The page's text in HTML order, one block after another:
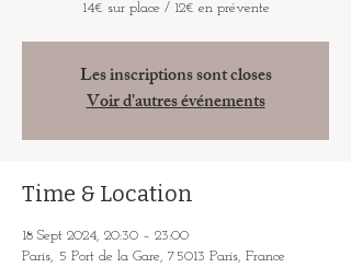
14€ sur place / 12€ en prévente
Les inscriptions sont closes
Voir d'autres événements
Time & Location
18 Sept 2024, 20:30 – 23:00
Paris, 5 Port de la Gare, 75013 Paris, France